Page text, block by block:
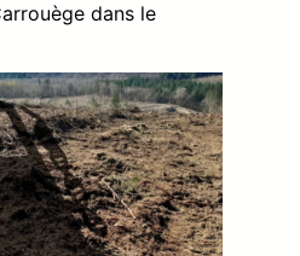
dans le